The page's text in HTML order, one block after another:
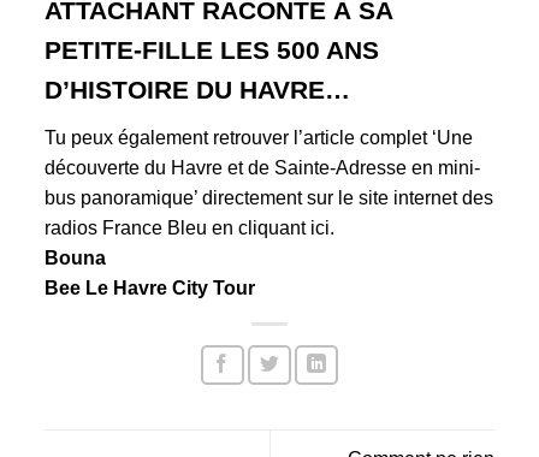
ATTACHANT RACONTE À SA
PETITE-FILLE LES 500 ANS
D’HISTOIRE DU HAVRE…
Tu peux également retrouver l’article complet ‘Une
découverte du Havre et de Sainte-Adresse en mini-
bus panoramique’ directement sur le site internet des
radios France Bleuen cliquant ici.
Bouna
Bee Le Havre City Tour